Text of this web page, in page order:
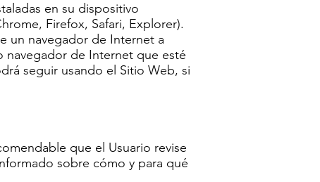
en su dispositivo
Firefox, Safari, Explorer).
un navegador de Internet a
navegador de Internet que esté
seguir usando el Sitio Web, si
que el Usuario revise
sobre cómo y para qué